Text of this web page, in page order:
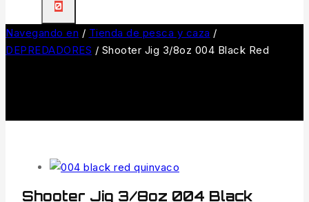
0
Navegando en / Tienda de pesca y caza /
DEPREDADORES / Shooter Jig 3/8oz 004 Black Red
Shooter Jig 3/8oz 004 Black